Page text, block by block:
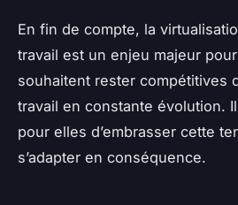
En fin de compte, la
travail est un enjeu majeur
souhaitent rester compétitives
travail en constante évolution.
pour elles d’embrasser cette
s’adapter en conséquence.